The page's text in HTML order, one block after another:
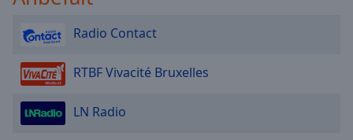
Radio Contact
RTBF Vivacité Bruxelles
LN Radio